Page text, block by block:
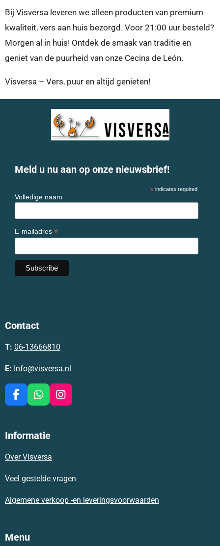
Bij Visversa leveren we alleen producten van premium
kwaliteit, vers aan huis bezorgd. Voor 21:00 uur besteld?
Morgen al in huis! Ontdek de smaak van traditie en
geniet van de puurheid van onze Cecina de León.
Visversa – Vers, puur en altijd genieten!
Meld u nu aan op onze nieuwsbrief!
* indicates required
Volledige naam
E-mailadres *
Contact
T: 06-13666810
E: Info@visversa.nl
F
a
b
o
W
h
s
p
I
n
m
Informatie
Over Visversa
Veel gestelde vragen
Algemene verkoop -en leveringsvoorwaarden
Menu